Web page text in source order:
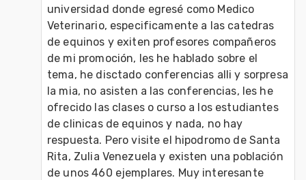
universidad donde egresé como Medico
Veterinario, especificamente a las catedras
de equinos y exiten profesores compañeros
de mi promoción, les he hablado sobre el
tema, he disctado conferencias alli y sorpresa
la mia, no asisten a las conferencias, les he
ofrecido las clases o curso a los estudiantes
de clinicas de equinos y nada, no hay
respuesta. Pero visite el hipodromo de Santa
Rita, Zulia Venezuela y existen una población
de unos 460 ejemplares. Muy interesante